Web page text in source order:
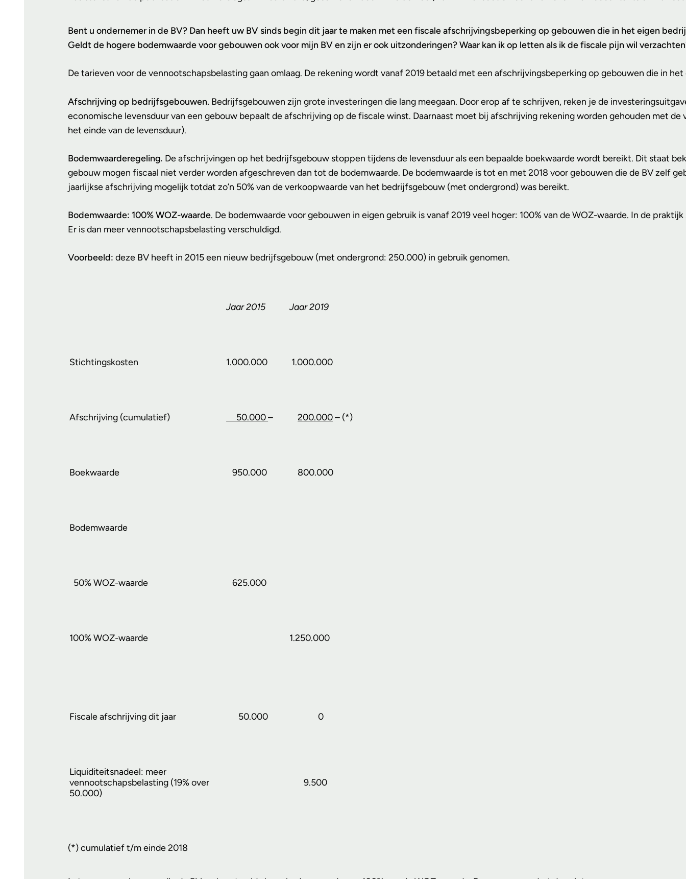
Bent u ondernemer in de BV? Dan heeft uw BV sinds begin dit jaar te maken met een fiscale afschrijvingsbeperking op gebouwen die in het eigen
Geldt de hogere bodemwaarde voor gebouwen ook voor mijn BV en zijn er ook uitzonderingen? Waar kan ik op letten als ik de fiscale pijn wil
De tarieven voor de vennootschapsbelasting gaan omlaag. De rekening wordt vanaf 2019 betaald met een afschrijvingsbeperking op gebouwen die in
Afschrijving op bedrijfsgebouwen. Bedrijfsgebouwen zijn grote investeringen die lang meegaan. Door erop af te schrijven, reken je de
economische levensduur van een gebouw bepaalt de afschrijving op de fiscale winst. Daarnaast moet bij afschrijving rekening worden gehouden met
het einde van de levensduur).
Bodemwaarderegeling. De afschrijvingen op het bedrijfsgebouw stoppen tijdens de levensduur als een bepaalde boekwaarde wordt bereikt. Dit staat
gebouw mogen fiscaal niet verder worden afgeschreven dan tot de bodemwaarde. De bodemwaarde is tot en met 2018 voor gebouwen die de BV zelf
jaarlijkse afschrijving mogelijk totdat zo’n 50% van de verkoopwaarde van het bedrijfsgebouw (met ondergrond) was bereikt.
Bodemwaarde: 100% WOZ-waarde. De bodemwaarde voor gebouwen in eigen gebruik is vanaf 2019 veel hoger: 100% van de WOZ-waarde. In de
Er is dan meer vennootschapsbelasting verschuldigd.
Voorbeeld: deze BV heeft in 2015 een nieuw bedrijfsgebouw (met ondergrond: 250.000) in gebruik genomen.
Jaar 2015 Jaar 2019
Stichtingskosten 1.000.000 1.000.000
Afschrijving (cumulatief) 50.000– 200.000– (*)
Boekwaarde 950.000 800.000
Bodemwaarde
50% WOZ-waarde 625.000
100% WOZ-waarde 1.250.000
Fiscale afschrijving dit jaar 50.000 0
Liquiditeitsnadeel: meer
vennootschapsbelasting (19% over
50.000)
9.500
(*) cumulatief t/m einde 2018